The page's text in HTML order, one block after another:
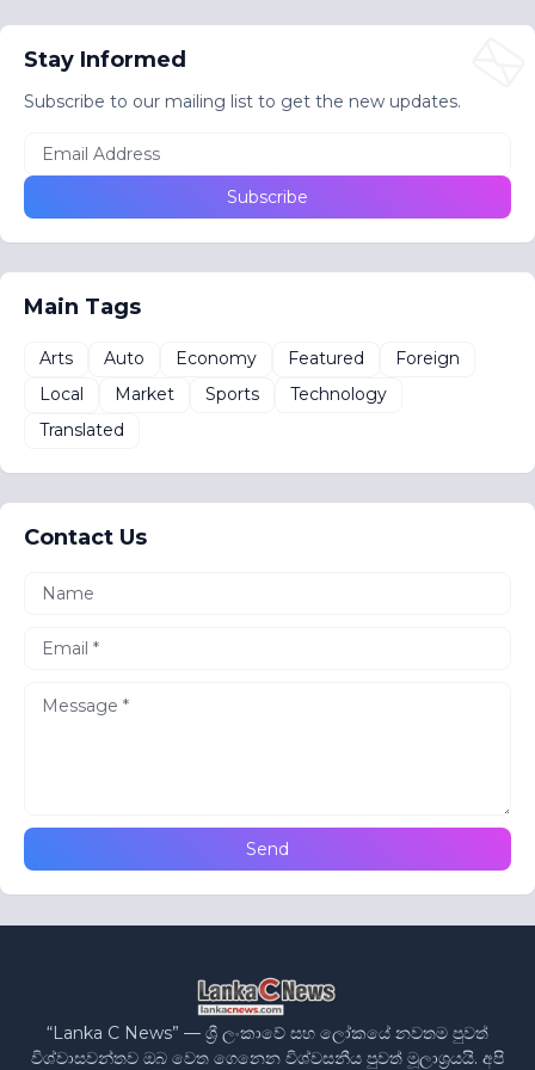
Stay Informed
Subscribe to our mailing list to get the new updates.
Main Tags
Arts Auto Economy Featured
Foreign
Local
Market Sports
Technology
Translated
Contact Us
“Lanka C News” — ශ්‍රී ලංකාවේ සහ ලෝකයේ නවතම පුවත්
විශ්වාසවන්තව ඔබ වෙත ගෙනෙන විශ්වසනීය පුවත් මූලාශ්‍රයයි. අපි